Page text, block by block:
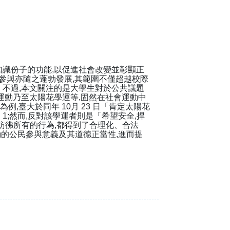
份子的功能,以促進社會改變並彰顯正
與亦隨之蓬勃發展,其範圍不僅超越校際
過,本文關注的是大學生對於公共議題
乃至太陽花學運等,固然在社會運動中
例,臺大於同年 10月 23 日「肯定太陽花
然而,反對該學運者則是「希望安全,捍
彿所有的行為,都得到了合理化、合法
公民參與意義及其道德正當性,進而提